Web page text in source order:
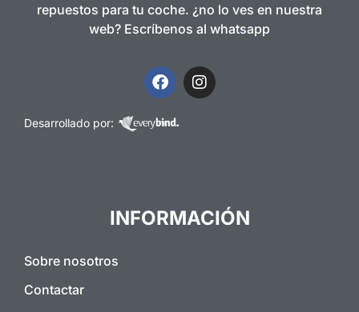
repuestos para tu coche. ¿no lo ves en nuestra
web? Escríbenos al whatsapp
Desarrollado por:
INFORMACIÓN
Sobre nosotros
Contactar